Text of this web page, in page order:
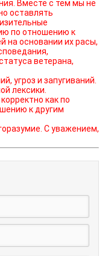
Вместе с тем мы не
оставлять
по отношению к
на основании их расы,
ветерана,
угроз и запугиваний.
лексики.
как по
к другим
С уважением,